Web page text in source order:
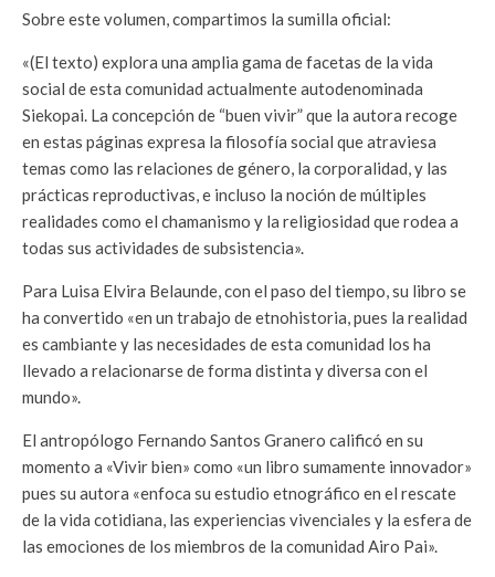
Sobre este volumen, compartimos la sumilla oficial:
«(El texto) explora una amplia gama de facetas de la vida
social de esta comunidad actualmente autodenominada
Siekopai. La concepción de “buen vivir” que la autora recoge
en estas páginas expresa la filosofía social que atraviesa
temas como las relaciones de género, la corporalidad, y las
prácticas reproductivas, e incluso la noción de múltiples
realidades como el chamanismo y la religiosidad que rodea a
todas sus actividades de subsistencia».
Para Luisa Elvira Belaunde, con el paso del tiempo, su libro se
ha convertido «en un trabajo de etnohistoria, pues la realidad
es cambiante y las necesidades de esta comunidad los ha
llevado a relacionarse de forma distinta y diversa con el
mundo».
El antropólogo Fernando Santos Granero calificó en su
momento a «Vivir bien» como «un libro sumamente innovador»
pues su autora «enfoca su estudio etnográfico en el rescate
de la vida cotidiana, las experiencias vivenciales y la esfera de
las emociones de los miembros de la comunidad Airo Pai».